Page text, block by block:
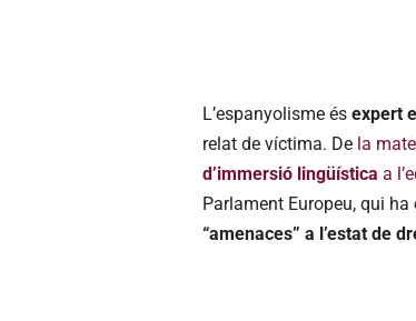
L’espanyolisme és expert
relat de víctima. De la
d’immersió lingüística a
Parlament Europeu, qui
“amenaces” a l’estat de